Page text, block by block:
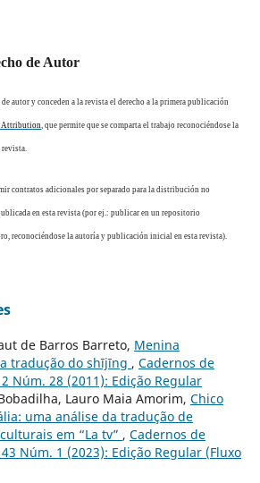
de Autor
autor y conceden a la revista el derecho a la primera publicación
Attribution, que permite que se comparta el trabajo reconociéndose la
contratos adicionales por separado para la distribución no
en esta revista (por ej.: publicar en un repositorio
reconociéndose la autoría y publicación inicial en esta revista).
de Barros Barreto, Menina
tradução do shījīng , Cadernos de
Núm. 28 (2011): Edição Regular
Lauro Maia Amorim, Chico
uma análise da tradução de
em “La tv” , Cadernos de
Núm. 1 (2023): Edição Regular (Fluxo